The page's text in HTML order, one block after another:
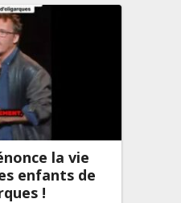
la vie
enfants de
!